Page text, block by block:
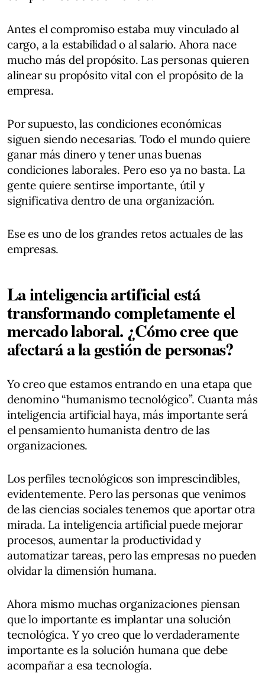
Antes el compromiso estaba muy vinculado al
cargo, a la estabilidad o al salario. Ahora nace
mucho más del propósito. Las personas quieren
alinear su propósito vital con el propósito de la
empresa.
Por supuesto, las condiciones económicas
siguen siendo necesarias. Todo el mundo quiere
ganar más dinero y tener unas buenas
condiciones laborales. Pero eso ya no basta. La
gente quiere sentirse importante, útil y
significativa dentro de una organización.
Ese es uno de los grandes retos actuales de las
empresas.
La inteligencia artificial está
transformando completamente el
mercado laboral. ¿Cómo cree que
afectará a la gestión de personas?
Yo creo que estamos entrando en una etapa que
denomino “humanismo tecnológico”. Cuanta más
inteligencia artificial haya, más importante será
el pensamiento humanista dentro de las
organizaciones.
Los perfiles tecnológicos son imprescindibles,
evidentemente. Pero las personas que venimos
de las ciencias sociales tenemos que aportar otra
mirada. La inteligencia artificial puede mejorar
procesos, aumentar la productividad y
automatizar tareas, pero las empresas no pueden
olvidar la dimensión humana.
Ahora mismo muchas organizaciones piensan
que lo importante es implantar una solución
tecnológica. Y yo creo que lo verdaderamente
importante es la solución humana que debe
acompañar a esa tecnología.